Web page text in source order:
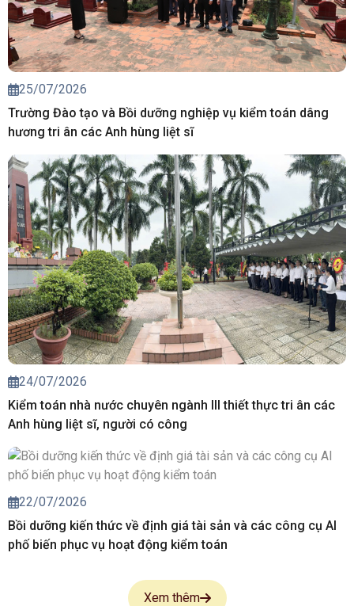
25/07/2026
Trường Đào tạo và Bồi dưỡng nghiệp vụ kiểm toán dâng
hương tri ân các Anh hùng liệt sĩ
24/07/2026
Kiểm toán nhà nước chuyên ngành III thiết thực tri ân các
Anh hùng liệt sĩ, người có công
22/07/2026
Bồi dưỡng kiến thức về định giá tài sản và các công cụ AI
phố biến phục vụ hoạt động kiểm toán
Xem thêm